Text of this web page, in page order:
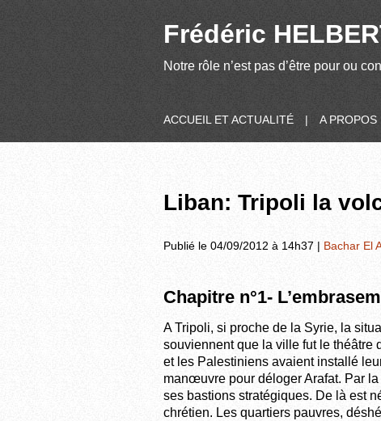
Frédéric
Notre rôle n’est pas d’être pour ou
ACCUEIL ET ACTUALITÉ | A PROPOS
Liban: Tripoli la
Publié le 04/09/2012 à 14h37 | Bachar El
Chapitre n°1-
A Tripoli, si proche de la Syrie, la
souviennent que la ville fut le théâtre
et les Palestiniens avaient installé
manœuvre pour déloger Arafat. Par
ses bastions stratégiques. De là est
chrétien. Les quartiers pauvres,